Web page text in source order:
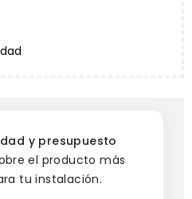
y presupuesto
el producto más
tu instalación.